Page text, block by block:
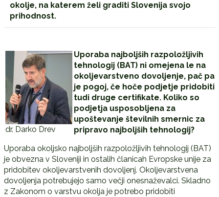
okolje, na katerem želi graditi Slovenija svojo
prihodnost.
dr. Darko Drev
Uporaba najboljših razpoložljivih
tehnologij (BAT) ni omejena le na
okoljevarstveno dovoljenje, pač pa
je pogoj, če hoče podjetje pridobiti
tudi druge certifikate. Koliko so
podjetja usposobljena za
upoštevanje številnih smernic za
pripravo najboljših tehnologij?
Uporaba okoljsko najboljših razpoložljivih tehnologij (BAT)
je obvezna v Sloveniji in ostalih članicah Evropske unije za
pridobitev okoljevarstvenih dovoljenj. Okoljevarstvena
dovoljenja potrebujejo samo večji onesnaževalci. Skladno
z Zakonom o varstvu okolja je potrebo pridobiti